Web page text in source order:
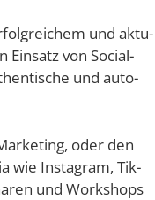
und aktu­
von Social-
und auto­
oder den
wie Insta­gram, Tik­
und Work­shops